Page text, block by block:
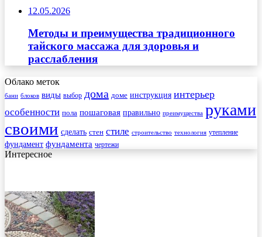
12.05.2026
Методы и преимущества традиционного
тайского массажа для здоровья и
расслабления
Облако меток
бани блоков виды выбор дома доме инструкция интерьер
особенности пола пошаговая правильно преимущества руками
своими сделать стен стиле строительство технология утепление
фундамент фундамента чертежи
Интересное